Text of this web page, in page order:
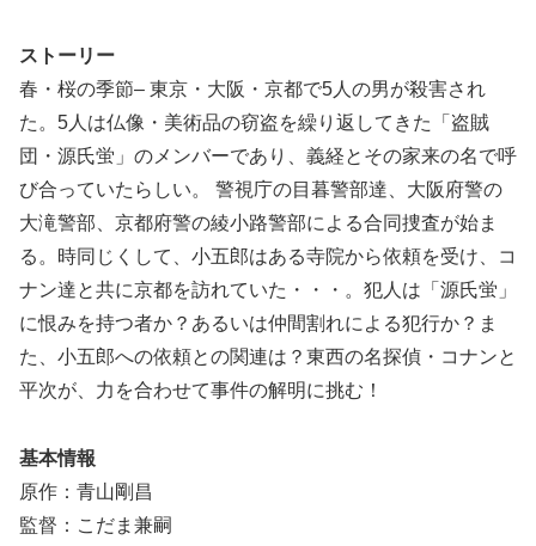
ストーリー
春・桜の季節– 東京・大阪・京都で5人の男が殺害され
た。5人は仏像・美術品の窃盗を繰り返してきた「盗賊
団・源氏蛍」のメンバーであり、義経とその家来の名で呼
び合っていたらしい。 警視庁の目暮警部達、大阪府警の
大滝警部、京都府警の綾小路警部による合同捜査が始ま
る。時同じくして、小五郎はある寺院から依頼を受け、コ
ナン達と共に京都を訪れていた・・・。犯人は「源氏蛍」
に恨みを持つ者か？あるいは仲間割れによる犯行か？ま
た、小五郎への依頼との関連は？東西の名探偵・コナンと
平次が、力を合わせて事件の解明に挑む！
基本情報
原作：青山剛昌
監督：こだま兼嗣